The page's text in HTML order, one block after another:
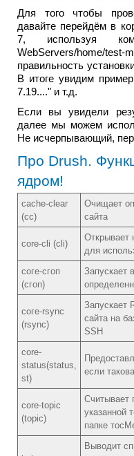
Для того чтобы
давайте перейдём в
7, используя
WebServers/home/test-
правильность
В итоге увидим
7.19...." и т.д.
Если вы увидели
далее мы можем
Не исчерпывающий,
Про Drush.
ядром!
cache-clear
(cc)
Очищает
сайта
core-cli (cli)
Открывает
для
соге-сгоп
(сгоп)
Запускает
соге-rsync
(rsync)
Запускает
сайта на
SSH
соrе-
status(status,
st)
если
соrе-topic
(topic)
Считывает
указанной
папке
Выводит